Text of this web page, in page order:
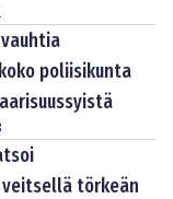
poliisikunta
törkeän